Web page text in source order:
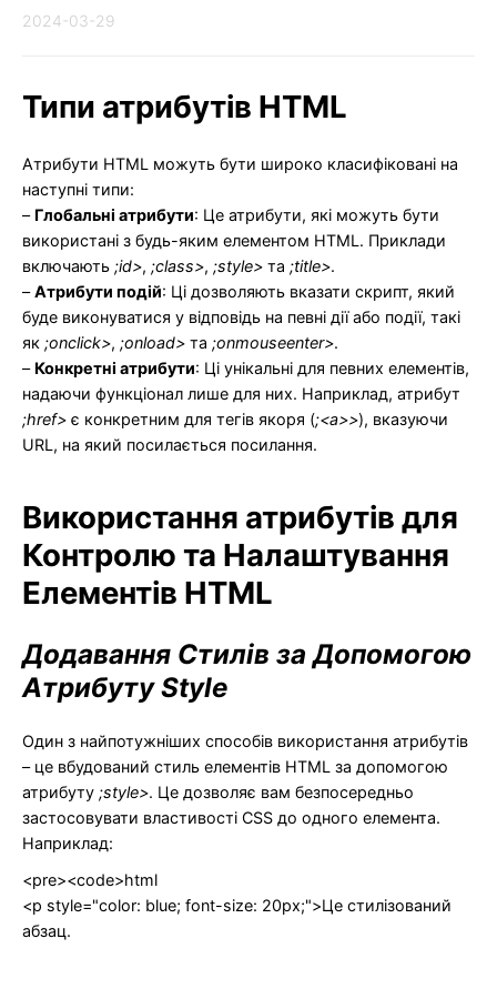
2024-03-29
Типи атрибутів HTML
Атрибути HTML можуть бути широко класифіковані на
наступні типи:
– Глобальні атрибути: Це атрибути, які можуть бути
використані з будь-яким елементом HTML. Приклади
включають ;id>, ;class>, ;style> та ;title>.
–Атрибути подій: Ці дозволяють вказати скрипт, який
буде виконуватися у відповідь на певні дії або події, такі
як ;onclick>, ;onload> та ;onmouseenter>.
– Конкретні атрибути: Ці унікальні для певних елементів,
надаючи функціонал лише для них. Наприклад, атрибут
;href> є конкретним для тегів якоря (;<a>>), вказуючи
URL, на який посилається посилання.
Використання атрибутів для
Контролю та Налаштування
Елементів HTML
Додавання Стилів за Допомогою
Атрибуту Style
Один з найпотужніших способів використання атрибутів
– це вбудований стиль елементів HTML за допомогою
атрибуту ;style>. Це дозволяє вам безпосередньо
застосовувати властивості CSS до одного елемента.
Наприклад:
<pre><code>html
<p style="color: blue; font-size: 20px;">Це стилізований
абзац.